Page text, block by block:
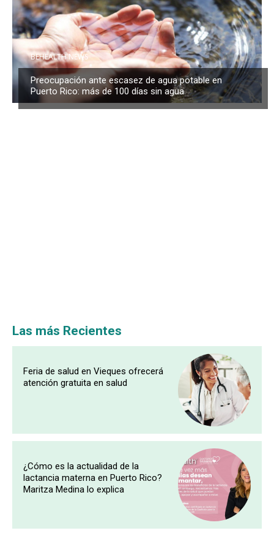
BEHEALTH NEWS
Preocupación ante escasez de agua potable en
Puerto Rico: más de 100 días sin agua
Las más Recientes
Feria de salud en Vieques ofrecerá
atención gratuita en salud
¿Cómo es la actualidad de la
lactancia materna en Puerto Rico?
Maritza Medina lo explica